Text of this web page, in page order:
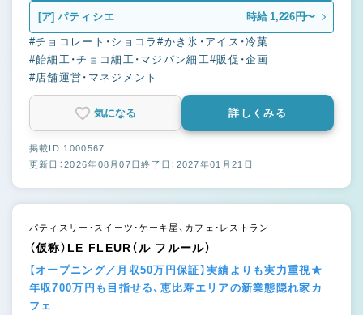
[ア] パティシエ 時給 1,226円〜
#チョコレート・ショコラ#かき氷・アイス・冷菓
#飴細工・チョコ細工・マジパン細工#販促・企画
#店舗運営・マネジメント
気になる 詳しくみる
掲載ID 1000567
更新日：2026年08月07日終了日：2027年01月21日
パティスリー・スイーツ・ケーキ屋、カフェ・レストラン
（仮称）LE FLEUR（ル フルール）
【オープニング／月収50万円保証】実績よりも実力重視★
年収700万円も目指せる、恵比寿エリアの新業態隠れ家カ
フェ